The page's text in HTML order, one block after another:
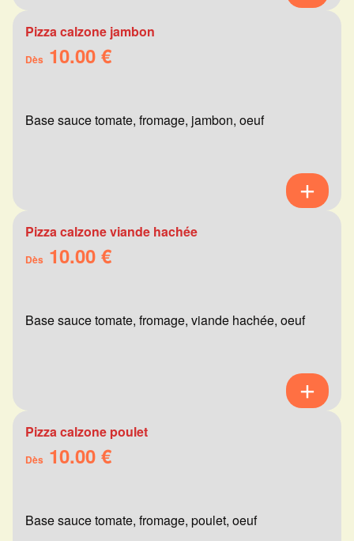
Pizza calzone jambon
Dès 10.00 €
Base sauce tomate, fromage, jambon, oeuf
Pizza calzone viande hachée
Dès 10.00 €
Base sauce tomate, fromage, viande hachée, oeuf
Pizza calzone poulet
Dès 10.00 €
Base sauce tomate, fromage, poulet, oeuf